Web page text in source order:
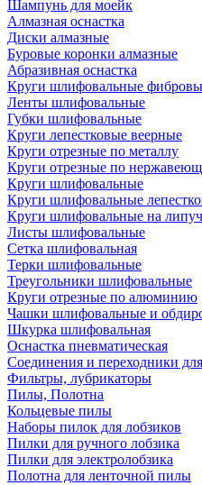
Шампунь для моейк
Алмазная оснастка
Диски алмазные
Буровые коронки алмазные
Абразивная оснастка
Круги шлифовальные
Ленты шлифовальные
Губки шлифовальные
Круги лепестковые веерные
Круги отрезные по металлу
Круги отрезные по
Круги шлифовальные
Круги шлифовальные
Круги шлифовальные на
Листы шлифовальные
Сетка шлифовальная
Терки шлифовальные
Треугольники шлифовальные
Круги отрезные по алюминию
Чашки шлифовальные и
Шкурка шлифовальная
Оснастка пневматическая
Соединения и переходники
Фильтры, лубрикаторы
Пилы, Полотна
Кольцевые пилы
Наборы пилок для лобзиков
Пилки для ручного лобзика
Пилки для электролобзика
Полотна для ленточной пилы